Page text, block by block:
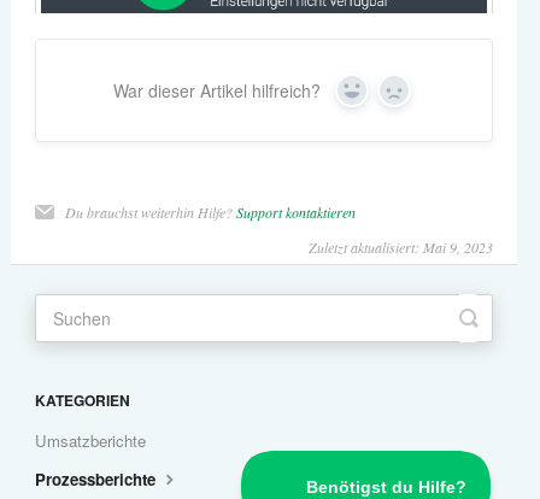
War dieser Artikel hilfreich? Yes No
Du brauchst weiterhin Hilfe?Support kontaktieren
Zuletzt aktualisiert: Mai 9, 2023
KATEGORIEN
Umsatzberichte
Prozessberichte